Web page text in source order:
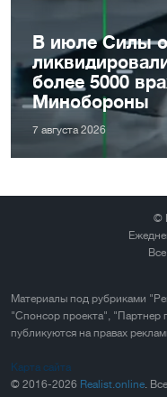
В июле Силы
более 5000
Минобороны
7 августа 2026
©
Материалы под рубриками
"Спонсор проекта", "Партнер
публикуются на правах
Карта сайта
© 2016-2026 Realist.online.